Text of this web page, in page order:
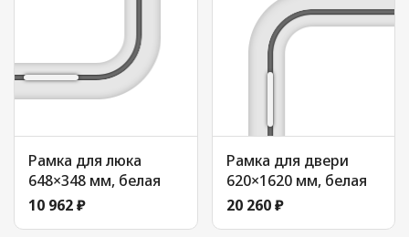
Рамка для люка
648×348 мм, белая
10 962 ₽
Рамка для двери
620×1620 мм, белая
20 260 ₽